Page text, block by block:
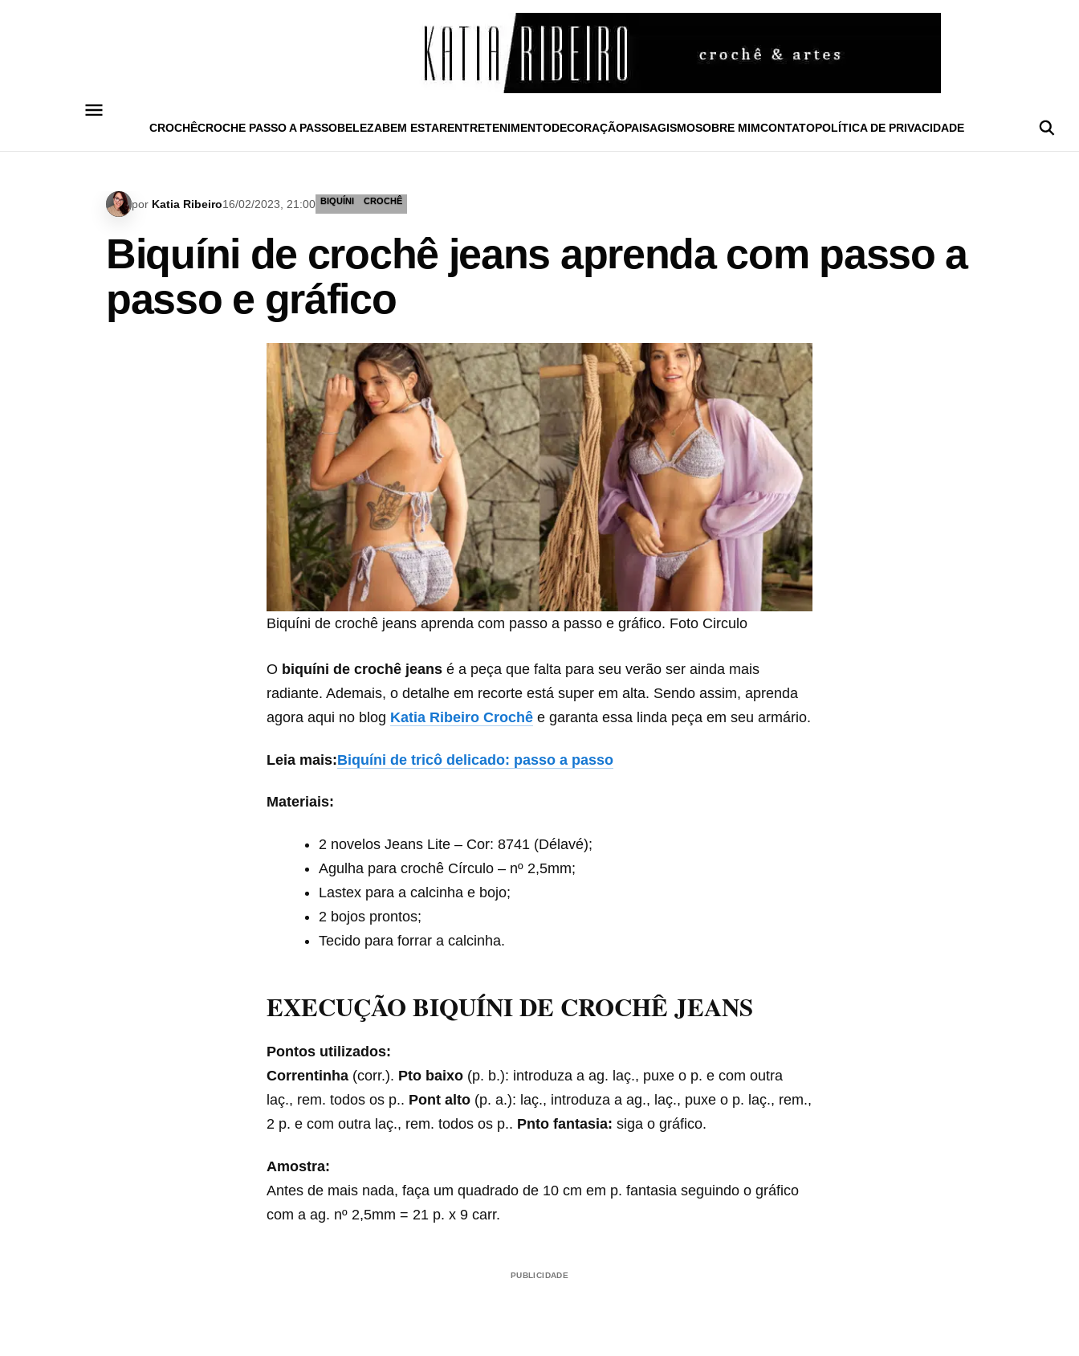
CROCHÊCROCHE PASSO A PASSOBELEZABEM ESTARENTRETENIMENTODECORAÇÃOPAISAGISMOSOBRE MIMCONTATOPOLÍTICA DE PRIVACIDADE
por Katia Ribeiro16/02/2023, 21:00 BIQUÍNI CROCHÊ
Biquíni de crochê jeans aprenda com passo a
passo e gráfico
Biquíni de crochê jeans aprenda com passo a passo e gráfico. Foto Circulo
O biquíni de crochê jeans é a peça que falta para seu verão ser ainda mais
radiante. Ademais, o detalhe em recorte está super em alta. Sendo assim, aprenda
agora aqui no blog Katia Ribeiro Crochê e garanta essa linda peça em seu armário.
Leia mais:Biquíni de tricô delicado: passo a passo
Materiais:
2 novelos Jeans Lite – Cor: 8741 (Délavé);
Agulha para crochê Círculo – nº 2,5mm;
Lastex para a calcinha e bojo;
2 bojos prontos;
Tecido para forrar a calcinha.
EXECUÇÃO BIQUÍNI DE CROCHÊ JEANS
Pontos utilizados:
Correntinha (corr.). Pto baixo (p. b.): introduza a ag. laç., puxe o p. e com outra
laç., rem. todos os p.. Pont alto (p. a.): laç., introduza a ag., laç., puxe o p. laç., rem.,
2 p. e com outra laç., rem. todos os p.. Pnto fantasia: siga o gráfico.
Amostra:
Antes de mais nada, faça um quadrado de 10 cm em p. fantasia seguindo o gráfico
com a ag. nº 2,5mm = 21 p. x 9 carr.
PUBLICIDADE